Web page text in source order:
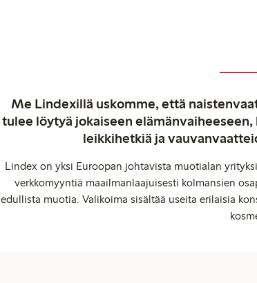
Me Lindexillä uskomme, että
tulee löytyä jokaiseen
leikkihetkiä ja
Lindex on yksi Euroopan johtavista muotialan
verkkomyyntiä maailmanlaajuisesti kolmansien
edullista muotia. Valikoima sisältää useita erilaisia